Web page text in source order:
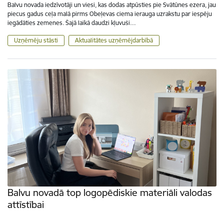
Balvu novada iedzīvotāji un viesi, kas dodas atpūsties pie Svātūnes ezera, jau
piecus gadus ceļa malā pirms Obeļevas ciema ierauga uzrakstu par iespēju
iegādāties zemenes. Šajā laikā daudzi kļuvuši…
Uzņēmēju stāsti Aktualitātes uzņēmējdarbībā
Balvu novadā top logopēdiskie materiāli valodas
attīstībai